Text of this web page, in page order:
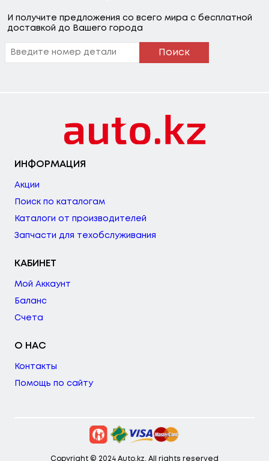
И получите предложения со всего мира с бесплатной
доставкой до Вашего города
Поиск
ИНФОРМАЦИЯ
Акции
Поиск по каталогам
Каталоги от производителей
Запчасти для техобслуживания
КАБИНЕТ
Мой Аккаунт
Баланс
Счета
О НАС
Контакты
Помощь по сайту
Copyright © 2024 Auto.kz. All rights reserved